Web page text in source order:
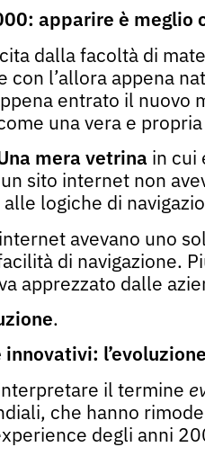
apparire è meglio
dalla facoltà di
con l’allora appena
entrato il nuovo
una vera e
na mera vetrinain cui
sito internet non
logiche di
avevano uno
di navigazione.
apprezzato dalle
.
innovativi:
il termine
che hanno
degli anni